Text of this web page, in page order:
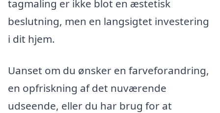
tagmaling er ikke blot en æstetisk
beslutning, men en langsigtet investering
i dit hjem.
Uanset om du ønsker en farveforandring,
en opfriskning af det nuværende
udseende, eller du har brug for at